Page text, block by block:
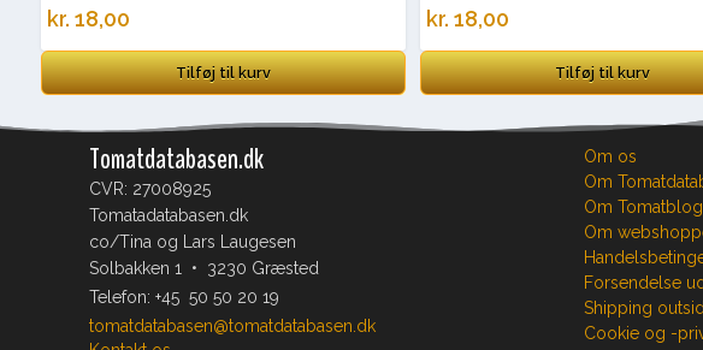
kr. 18,00
Tilføj til kurv
kr. 18,00
Tilføj til kurv
Tomatdatabasen.dk
CVR: 27008925
Tomatadatabasen.dk
co/Tina og Lars Laugesen
Solbakken 1 • 3230 Græsted
Telefon: +45 50 50 20 19
tomatdatabasen@tomatdatabasen.dk
Om os
Om
Om
Om
Forsendelse
Shipping
Cookie og -